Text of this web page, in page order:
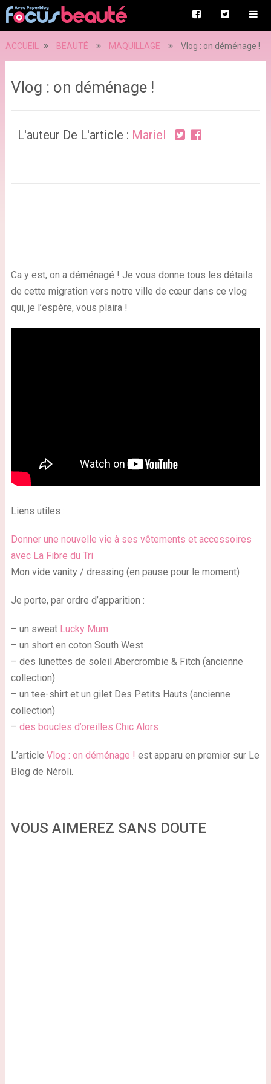
ACCUEIL BEAUTÉ MAQUILLAGE Vlog : on déménage !
Vlog : on déménage !
L'auteur De L'article : Mariel
Ca y est, on a déménagé ! Je vous donne tous les détails
de cette migration vers notre ville de cœur dans ce vlog
qui, je l’espère, vous plaira !
Liens utiles :
Donner une nouvelle vie à ses vêtements et accessoires
avec La Fibre du Tri
Mon vide vanity / dressing (en pause pour le moment)
Je porte, par ordre d’apparition :
– un sweat Lucky Mum
– un short en coton South West
– des lunettes de soleil Abercrombie & Fitch (ancienne
collection)
– un tee-shirt et un gilet Des Petits Hauts (ancienne
collection)
– des boucles d’oreilles Chic Alors
L’article Vlog : on déménage ! est apparu en premier sur Le
Blog de Néroli.
VOUS AIMEREZ SANS DOUTE